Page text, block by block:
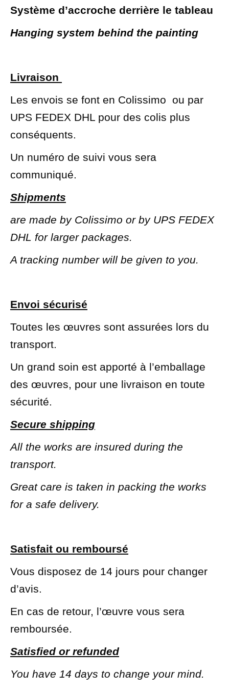
Système d’accroche derrière le tableau
Hanging system behind the painting
Livraison
Les envois se font en Colissimo ou par
UPS FEDEX DHL pour des colis plus
conséquents.
Un numéro de suivi vous sera
communiqué.
Shipments
are made by Colissimo or by UPS FEDEX
DHL for larger packages.
A tracking number will be given to you.
Envoi sécurisé
Toutes les œuvres sont assurées lors du
transport.
Un grand soin est apporté à l’emballage
des œuvres, pour une livraison en toute
sécurité.
Secure shipping
All the works are insured during the
transport.
Great care is taken in packing the works
for a safe delivery.
Satisfait ou remboursé
Vous disposez de 14 jours pour changer
d’avis.
En cas de retour, l’œuvre vous sera
remboursée.
Satisfied or refunded
You have 14 days to change your mind.